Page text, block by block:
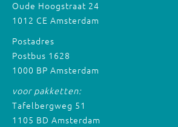
Oude Hoogstraat 24
1012 CE Amsterdam
Postadres
Postbus 1628
1000 BP Amsterdam
voor pakketten:
Tafelbergweg 51
1105 BD Amsterdam